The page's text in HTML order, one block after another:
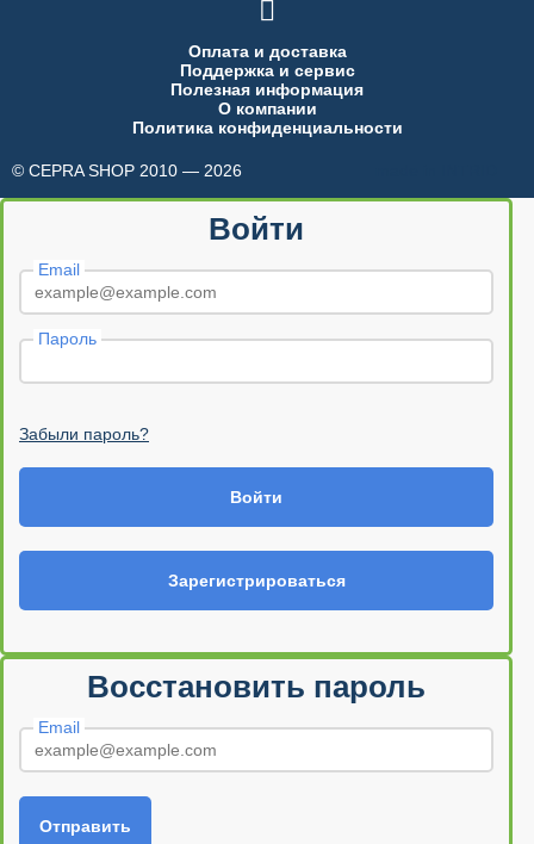

Оплата и доставка
Поддержка и сервис
Полезная информация
О компании
Политика конфиденциальности
© CEPRA SHOP 2010 — 2026
Войти
Email
Пароль
Забыли пароль?
Войти
Зарегистрироваться
Восстановить пароль
Email
Отправить